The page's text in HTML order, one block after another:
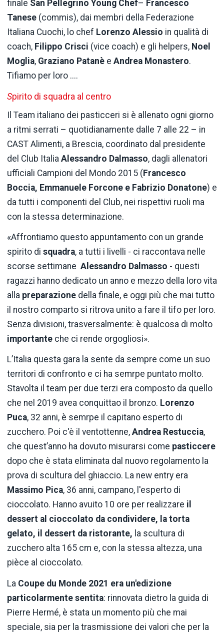
finale San Pellegrino Young Chef– Francesco
Tanese (commis), dai membri della Federazione
Italiana Cuochi, lo chef Lorenzo Alessio in qualità di
coach, Filippo Crisci (vice coach) e gli helpers, Noel
Moglia, Graziano Patanè e Andrea Monastero.
Tifiamo per loro ....
Spirito di squadra al centro
Il Team italiano dei pasticceri si è allenato ogni giorno
a ritmi serrati – quotidianamente dalle 7 alle 22 – in
CAST Alimenti, a Brescia, coordinato dal presidente
del Club Italia Alessandro Dalmasso, dagli allenatori
ufficiali Campioni del Mondo 2015 (Francesco
Boccia, Emmanuele Forcone e Fabrizio Donatone) e
da tutti i componenti del Club, nei rispettivi ruoli ma
con la stessa determinazione.
«Affrontiamo questo appuntamento con un grande
spirito di squadra, a tutti i livelli - ci raccontava nelle
scorse settimane Alessandro Dalmasso - questi
ragazzi hanno dedicato un anno e mezzo della loro vita
alla preparazione della finale, e oggi più che mai tutto
il nostro comparto si ritrova unito a fare il tifo per loro.
Senza divisioni, trasversalmente: è qualcosa di molto
importante che ci rende orgogliosi».
L’Italia questa gara la sente da sempre come un suo
territori di confronto e ci ha semrpe puntato molto.
Stavolta il team per due terzi era composto da quello
che nel 2019 avea conquittao il bronzo. Lorenzo
Puca, 32 anni, è semrpe il capitano esperto di
zucchero. Poi c'è il ventottenne, Andrea Restuccia,
che quest’anno ha dovuto misurarsi come pasticcere
dopo che è stata eliminata dal nuovo regolamento la
prova di scultura del ghiaccio. La new entry era
Massimo Pica, 36 anni, campano, l'esperto di
cioccolato. Hanno avuito 10 ore per realizzare il
dessert al cioccolato da condividere, la torta
gelato, il dessert da ristorante, la scultura di
zucchero alta 165 cm e, con la stessa altezza, una
pièce al cioccolato.
La Coupe du Monde 2021 era un'edizione
particolarmente sentita: rinnovata dietro la guida di
Pierre Hermé, è stata un momento più che mai
speciale, sia per la trasmissione dei valori che per la